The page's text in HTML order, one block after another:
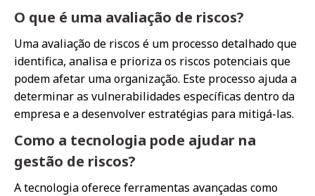
O que é uma avaliação de riscos?
Uma avaliação de riscos é um processo detalhado que
identifica, analisa e prioriza os riscos potenciais que
podem afetar uma organização. Este processo ajuda a
determinar as vulnerabilidades específicas dentro da
empresa e a desenvolver estratégias para mitigá-las.
Como a tecnologia pode ajudar na
gestão de riscos?
A tecnologia oferece ferramentas avançadas como